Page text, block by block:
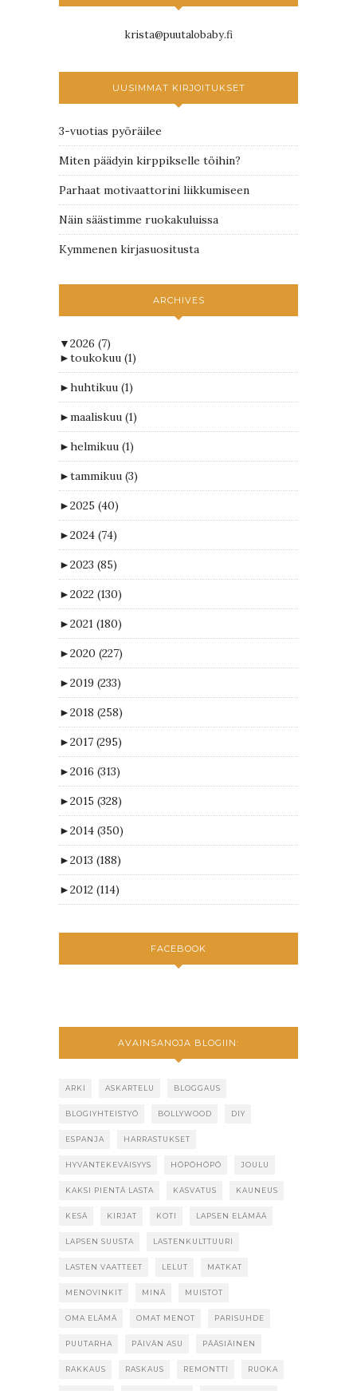
krista@puutalobaby.fi
UUSIMMAT KIRJOITUKSET
3-vuotias pyöräilee
Miten päädyin kirppikselle töihin?
Parhaat motivaattorini liikkumiseen
Näin säästimme ruokakuluissa
Kymmenen kirjasuositusta
ARCHIVES
▼2026 (7)
►toukokuu (1)
►huhtikuu (1)
►maaliskuu (1)
►helmikuu (1)
►tammikuu (3)
►2025 (40)
►2024 (74)
►2023 (85)
►2022 (130)
►2021 (180)
►2020 (227)
►2019 (233)
►2018 (258)
►2017 (295)
►2016 (313)
►2015 (328)
►2014 (350)
►2013 (188)
►2012 (114)
FACEBOOK
AVAINSANOJA BLOGIIN:
ARKI ASKARTELU BLOGGAUS
BLOGIYHTEISTYÖ BOLLYWOOD DIY
ESPANJA HARRASTUKSET
HYVÄNTEKEVÄISYYS HÖPÖHÖPÖ JOULU
KAKSI PIENTÄ LASTA KASVATUS KAUNEUS
KESÄ KIRJAT KOTI LAPSEN ELÄMÄÄ
LAPSEN SUUSTA LASTENKULTTUURI
LASTEN VAATTEET LELUT MATKAT
MENOVINKIT MINÄ MUISTOT
OMA ELÄMÄ OMAT MENOT PARISUHDE
PUUTARHA PÄIVÄN ASU PÄÄSIÄINEN
RAKKAUS RASKAUS REMONTTI RUOKA